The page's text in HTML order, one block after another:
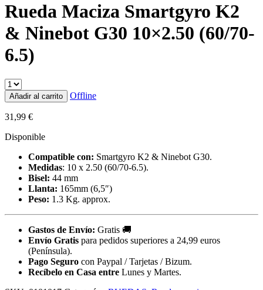
Rueda Maciza Smartgyro K2
& Ninebot G30 10×2.50 (60/70-
6.5)
Añadir al carrito Offline
31,99 €
Disponible
Compatible con: Smartgyro K2 & Ninebot G30.
Medidas: 10 x 2.50 (60/70-6.5).
Bisel: 44 mm
Llanta: 165mm (6,5″)
Peso: 1.3 Kg. approx.
Gastos de Envío: Gratis 🚚
Envío Gratis para pedidos superiores a 24,99 euros
(Península).
Pago Seguro con Paypal / Tarjetas / Bizum.
Recíbelo en Casa entre Lunes y Martes.